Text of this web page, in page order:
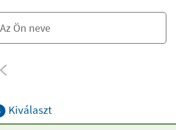
Kiválaszt